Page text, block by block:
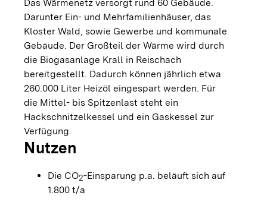
Das Wärmenetz versorgt rund 60 Gebäude.
Darunter Ein- und Mehrfamilienhäuser, das
Kloster Wald, sowie Gewerbe und kommunale
Gebäude. Der Großteil der Wärme wird durch
die Biogasanlage Krall in Reischach
bereitgestellt. Dadurch können jährlich etwa
260.000 Liter Heizöl eingespart werden. Für
die Mittel- bis Spitzenlast steht ein
Hackschnitzelkessel und ein Gaskessel zur
Verfügung.
Nutzen
Die CO2-Einsparung p.a. beläuft sich auf
1.800 t/a